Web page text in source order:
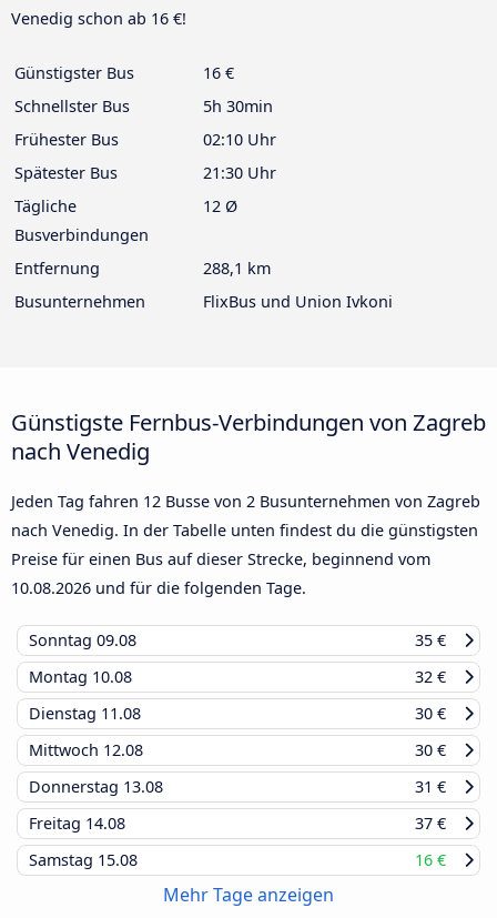
Venedig schon ab 16 €!
Günstigster Bus
16 €
Schnellster Bus
5h 30min
Frühester Bus
02:10 Uhr
Spätester Bus
21:30 Uhr
Tägliche
Busverbindungen
12 Ø
Entfernung
288,1 km
Busunternehmen
FlixBus und Union Ivkoni
Günstigste Fernbus-Verbindungen von Zagreb
nach Venedig
Jeden Tag fahren 12 Busse von 2 Busunternehmen von Zagreb
nach Venedig. In der Tabelle unten findest du die günstigsten
Preise für einen Bus auf dieser Strecke, beginnend vom
10.08.2026 und für die folgenden Tage.
Sonntag 09.08
35 €
Montag 10.08
32 €
Dienstag 11.08
30 €
Mittwoch 12.08
30 €
Donnerstag 13.08
31 €
Freitag 14.08
37 €
Samstag 15.08 16 €
Mehr Tage anzeigen